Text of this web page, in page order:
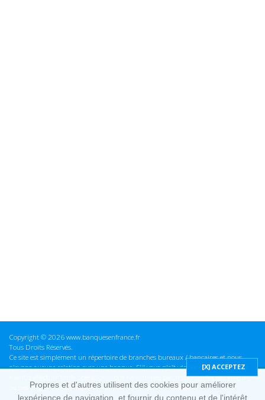
Copyright © 2026 www.banquesenfrance.fr
Tous Droits Réservés.
Ce site est simplement un répertoire de branches bureaux / bancaires et nous
n'avons aucune relation avec une banque. S'il vous plaît vérifier ces informations
avant d'effectuer toute opération, nous ne sommes pas responsables des erreurs
ou des omissions dans les informations que nous fournissons.
Propres et d'autres utilisent des cookies pour améliorer
lexpérience de navigation, et fournir du contenu et de l'intérêt